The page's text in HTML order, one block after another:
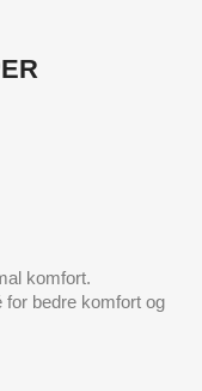
komfort.
for bedre komfort og